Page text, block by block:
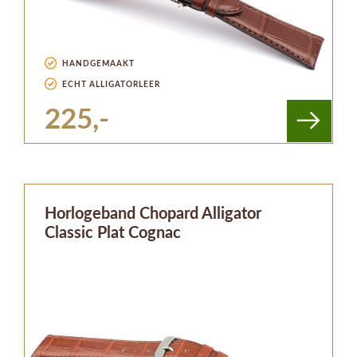
HANDGEMAAKT
ECHT ALLIGATORLEER
225,-
Horlogeband Chopard Alligator
Classic Plat Cognac